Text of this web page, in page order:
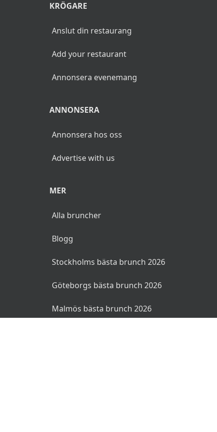
KRÖGARE
Anslut din restaurang
Add your restaurant
Annonsera evenemang
ANNONSERA
Annonsera hos oss
Advertise with us
MER
Alla bruncher
Blogg
Stockholms bästa brunch 2026
Göteborgs bästa brunch 2026
Malmös bästa brunch 2026